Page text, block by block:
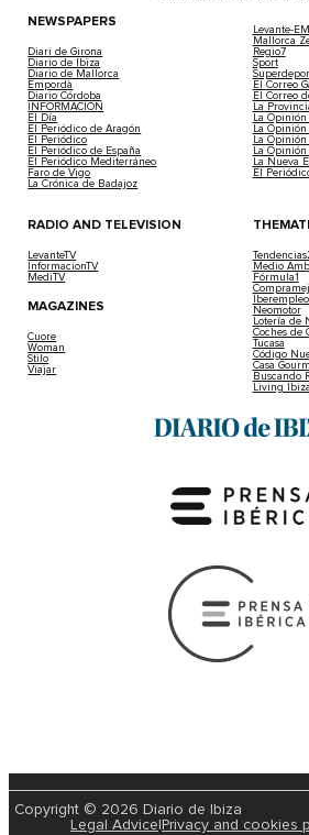
NEWSPAPERS
Diari de Girona
Diario de Ibiza
Diario de Mallorca
Empordà
Diario Córdoba
INFORMACIÓN
El Día
El Periódico de Aragón
El Periódico
El Periódico de España
El Periódico Mediterráneo
Faro de Vigo
La Crónica de Badajoz
Levante-
Mallorca
Regio7
Sport
El Correo
El Correo
La
La
La
La
La
La Nueva
El
RADIO AND TELEVISION
LevanteTV
InformacionTV
MediTV
MAGAZINES
Cuore
Woman
Stilo
Viajar
Medio
Fórmula1
Neomotor
Lotería de
Coches de
Tucasa
Código
Casa
Buscando
Living Ibiza
Copyright © 2026 Diario de Ibiza
Legal Advice Privacy and cookies